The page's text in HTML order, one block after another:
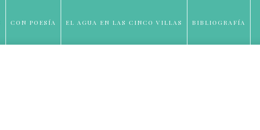
CON POESÍA EL AGUA EN LAS CINCO VILLAS BIBLIOGRAFÍA